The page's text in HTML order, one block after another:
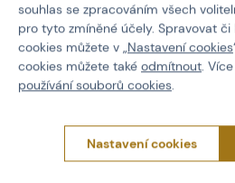
INVADER GEAR
souhlas se zpracováním všech
pro tyto zmíněné účely. Spravovat
cookies můžete v „Nastavení cookies
cookies můžete také odmítnout.
používání souborů cookies.
Nastavení cookies